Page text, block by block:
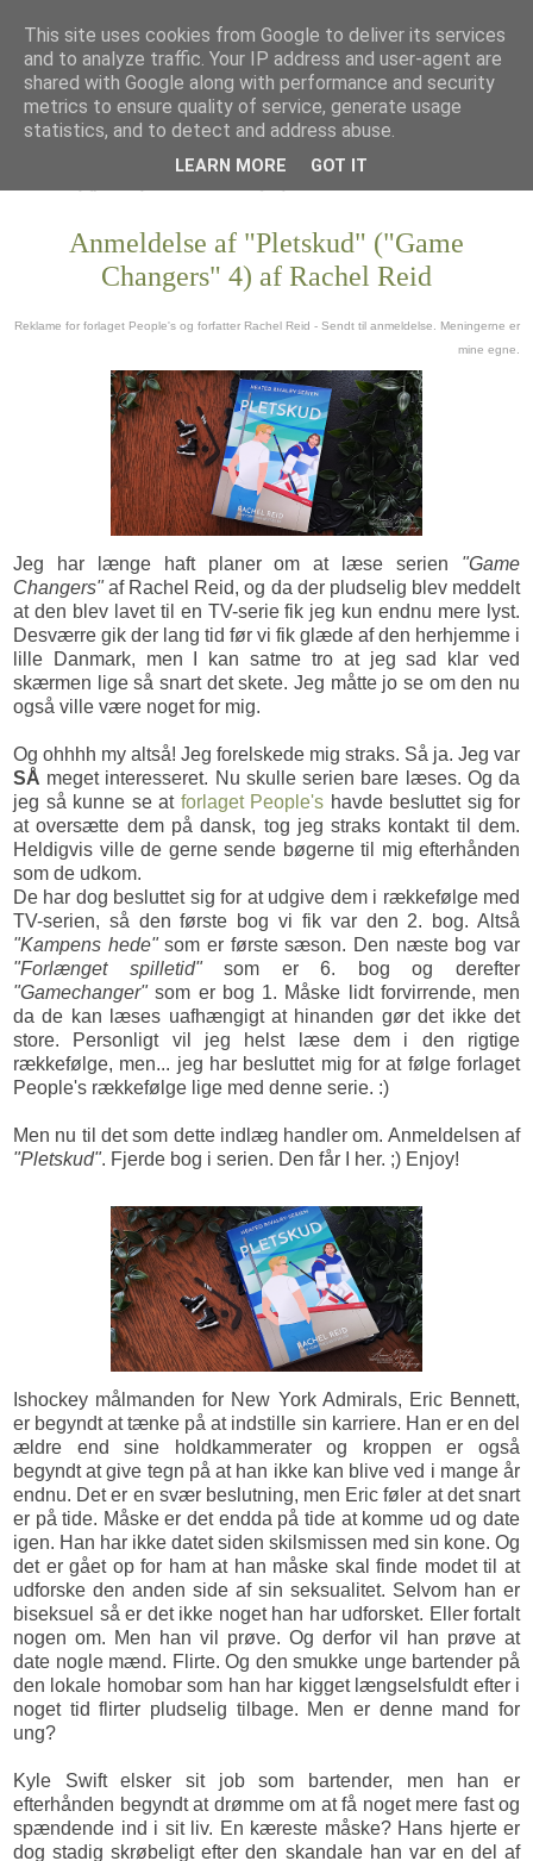
Anmeldelse af "Pletskud" ("Game
Changers" 4) af Rachel Reid
Reklame for forlaget People's og forfatter Rachel Reid - Sendt til anmeldelse. Meningerne er
mine egne.
Jeg har længe haft planer om at læse serien "Game
Changers"af Rachel Reid, og da der pludselig blev meddelt
at den blev lavet til en TV-serie fik jeg kun endnu mere lyst.
Desværre gik der lang tid før vi fik glæde af den herhjemme i
lille Danmark, men I kan satme tro at jeg sad klar ved
skærmen lige så snart det skete. Jeg måtte jo se om den nu
også ville være noget for mig.
Og ohhhh my altså! Jeg forelskede mig straks. Så ja. Jeg var
SÅ meget interesseret. Nu skulle serien bare læses. Og da
jeg så kunne se at forlaget People's havde besluttet sig for
at oversætte dem på dansk, tog jeg straks kontakt til dem.
Heldigvis ville de gerne sende bøgerne til mig efterhånden
som de udkom.
De har dog besluttet sig for at udgive dem i rækkefølge med
TV-serien, så den første bog vi fik var den 2. bog. Altså
"Kampens hede"som er første sæson. Den næste bog var
"Forlænget spilletid"som er 6. bog og derefter
"Gamechanger"som er bog 1. Måske lidt forvirrende, men
da de kan læses uafhængigt at hinanden gør det ikke det
store. Personligt vil jeg helst læse dem i den rigtige
rækkefølge, men... jeg har besluttet mig for at følge forlaget
People's rækkefølge lige med denne serie. :)
Men nu til det som dette indlæg handler om. Anmeldelsen af
"Pletskud". Fjerde bog i serien. Den får I her. ;) Enjoy!
Ishockey målmanden for New York Admirals, Eric Bennett,
er begyndt at tænke på at indstille sin karriere. Han er en del
ældre end sine holdkammerater og kroppen er også
begyndt at give tegn på at han ikke kan blive ved i mange år
endnu. Det er en svær beslutning, men Eric føler at det snart
er på tide. Måske er det endda på tide at komme ud og date
igen. Han har ikke datet siden skilsmissen med sin kone. Og
det er gået op for ham at han måske skal finde modet til at
udforske den anden side af sin seksualitet. Selvom han er
biseksuel så er det ikke noget han har udforsket. Eller fortalt
nogen om. Men han vil prøve. Og derfor vil han prøve at
date nogle mænd. Flirte. Og den smukke unge bartender på
den lokale homobar som han har kigget længselsfuldt efter i
noget tid flirter pludselig tilbage. Men er denne mand for
ung?
Kyle Swift elsker sit job som bartender, men han er
efterhånden begyndt at drømme om at få noget mere fast og
spændende ind i sit liv. En kæreste måske? Hans hjerte er
dog stadig skrøbeligt efter den skandale han var en del af
This site uses cookies from Google to deliver its services
and to analyze traffic. Your IP address and user-agent are
shared with Google along with performance and security
metrics to ensure quality of service, generate usage
statistics, and to detect and address abuse.
LEARN MORE GOT IT